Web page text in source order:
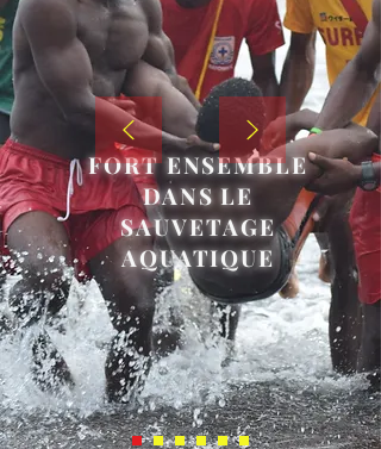
FORT ENSEMBLE
DANS LE
SAUVETAGE
AQUATIQUE